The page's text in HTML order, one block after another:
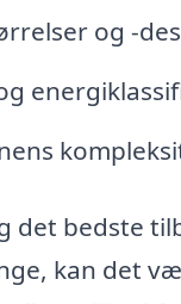
og -
det bedste
kan det